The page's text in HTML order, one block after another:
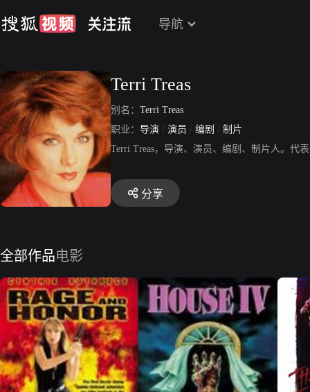
导航
Terri Treas
别名： Terri Treas
职业： 导演 / 演员 / 编剧 / 制片
Terri Treas，导演、演员、编剧、制片人。代
分享
全部作品电影